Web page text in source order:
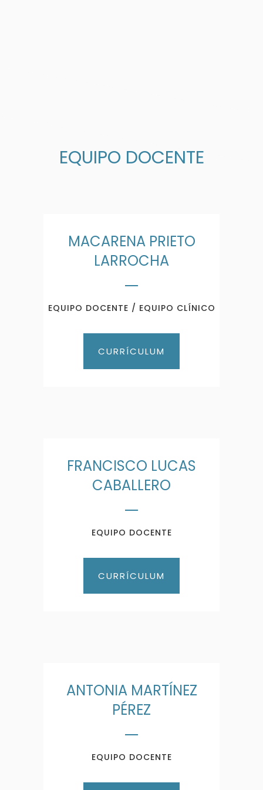
EQUIPO DOCENTE
MACARENA PRIETO
LARROCHA
EQUIPO DOCENTE / EQUIPO CLÍNICO
CURRÍCULUM
FRANCISCO LUCAS
CABALLERO
EQUIPO DOCENTE
CURRÍCULUM
ANTONIA MARTÍNEZ
PÉREZ
EQUIPO DOCENTE